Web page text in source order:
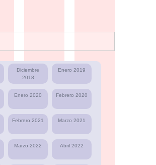
Diciembre
2018
Enero 2019
Enero 2020 Febrero 2020
Febrero 2021 Marzo 2021
Marzo 2022 Abril 2022